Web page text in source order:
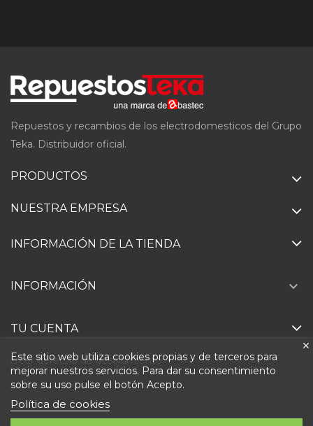
Repuestos y recambios de los electrodomesticos del Grupo
Teka. Distribuidor oficial.
PRODUCTOS
NUESTRA EMPRESA
INFORMACIÓN DE LA TIENDA
Este sitio web utiliza cookies propias y de terceros para
mejorar nuestros servicios. Para dar su consentimiento
sobre su uso pulse el botón Acepto.
Política de cookies
INFORMACIÓN 
TU CUENTA
Ejercer derecho de desistimiento